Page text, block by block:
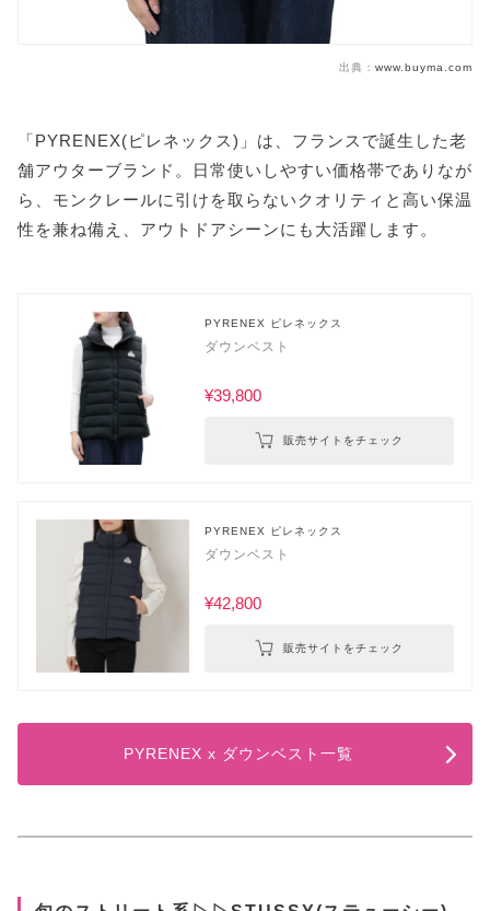
出典： www.buyma.com
「PYRENEX(ピレネックス)」は、フランスで誕生した老
舗アウターブランド。日常使いしやすい価格帯でありなが
ら、モンクレールに引けを取らないクオリティと高い保温
性を兼ね備え、アウトドアシーンにも大活躍します。
PYRENEX ピレネックス
ダウンベスト
¥39,800
販売サイトをチェック
PYRENEX ピレネックス
ダウンベスト
¥42,800
販売サイトをチェック
PYRENEX x ダウンベスト一覧